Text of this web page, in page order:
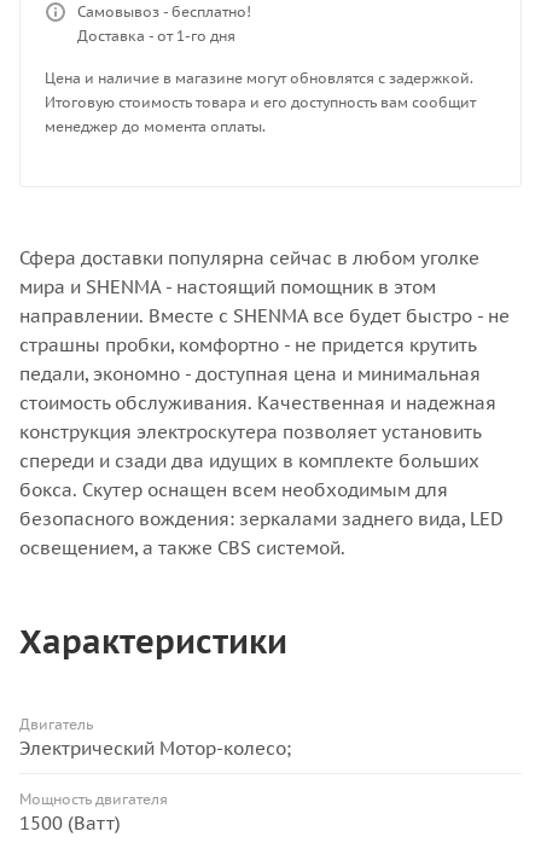
Самовывоз - бесплатно!
Доставка - от 1-го дня
Цена и наличие в магазине могут обновлятся с задержкой.
Итоговую стоимость товара и его доступность вам сообщит
менеджер до момента оплаты.
Сфера доставки популярна сейчас в любом уголке
мира и SHENMA - настоящий помощник в этом
направлении. Вместе с SHENMA все будет быстро - не
страшны пробки, комфортно - не придется крутить
педали, экономно - доступная цена и минимальная
стоимость обслуживания. Качественная и надежная
конструкция электроскутера позволяет установить
спереди и сзади два идущих в комплекте больших
бокса. Скутер оснащен всем необходимым для
безопасного вождения: зеркалами заднего вида, LED
освещением, а также CBS системой.
Характеристики
Двигатель
Электрический Мотор-колесо;
Мощность двигателя
1500 (Ватт)